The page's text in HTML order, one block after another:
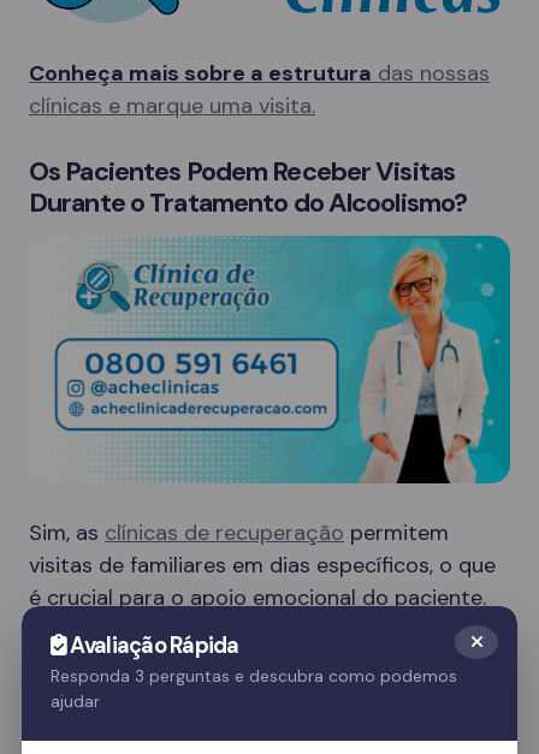
Conheça mais sobre a estrutura das nossas
clínicas e marque uma visita.
Os Pacientes Podem Receber Visitas
Durante o Tratamento do Alcoolismo?
Sim, as clínicas de recuperação permitem
visitas de familiares em dias específicos, o que
é crucial para o apoio emocional do paciente.
Essas visitas ajudam no processo de
recuperação e fortalecem o vínculo familiar.
Avaliação Rápida
Responda 3 perguntas e descubra como podemos
ajudar